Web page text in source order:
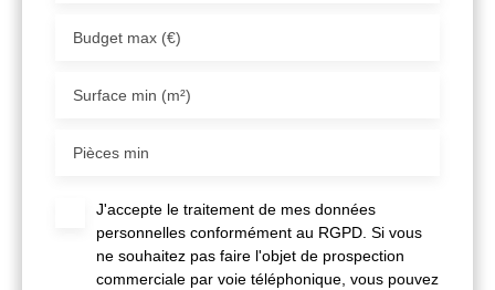
Budget max (€)
Surface min (m²)
Pièces min
J'accepte le traitement de mes données
personnelles conformément au RGPD. Si vous
ne souhaitez pas faire l'objet de prospection
commerciale par voie téléphonique, vous pouvez